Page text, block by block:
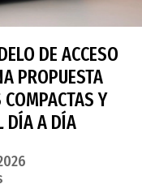
DE ACCESO
PROPUESTA
Y
DÍA A DÍA